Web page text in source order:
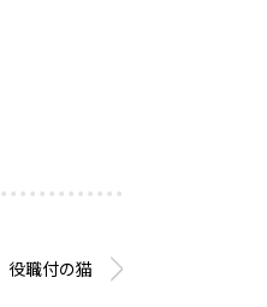
役職付の猫